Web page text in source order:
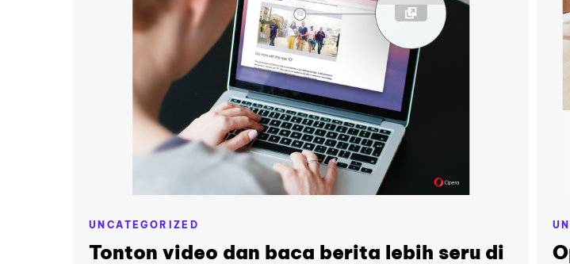
UNCATEGORIZED
Tonton video dan baca berita lebih seru di